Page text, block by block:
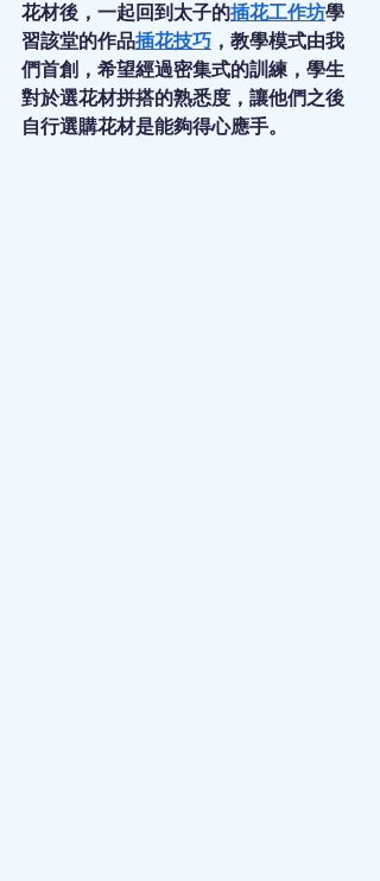
花材後，一起回到太子的插花工作坊學
習該堂的作品插花技巧 ，教學模式由我
們首創，希望經過密集式的訓練，學生
對於選花材拼搭的熟悉度，讓他們之後
自行選購花材是能夠得心應手。